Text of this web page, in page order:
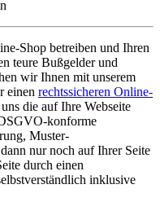
Shop betreiben und Ihren
teure Bußgelder und
wir Ihnen mit unserem
einen rechtssicheren Online-
die auf Ihre Webseite
konforme
Muster-
nur noch auf Ihrer Seite
durch einen
inklusive